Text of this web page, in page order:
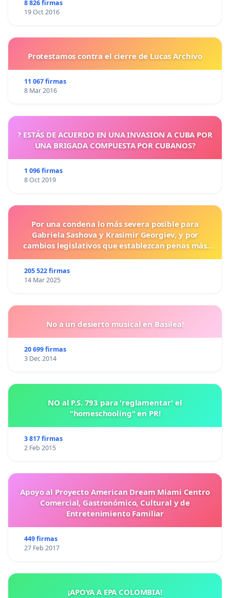
8 826 firmas
19 Oct 2016
Protestamos contra el cierre de Lucas Archivo
11 067 firmas
8 Mar 2016
? ESTÁS DE ACUERDO EN UNA INVASION A CUBA POR
UNA BRIGADA COMPUESTA POR CUBANOS?
1 096 firmas
8 Oct 2019
Por una condena lo más severa posible para
Gabriela Sashova y Krasimir Georgiev, y por
cambios legislativos que establezcan penas más
205 522 firmas
14 Mar 2025
No a un desierto musical en Basilea!
20 699 firmas
3 Dec 2014
NO al P.S. 793 para 'reglamentar' el
"homeschooling" en PR!
3 817 firmas
2 Feb 2015
Apoyo al Proyecto American Dream Miami Centro
Comercial, Gastronómico, Cultural y de
Entretenimiento Familiar
449 firmas
27 Feb 2017
¡APOYA A EPA COLOMBIA!